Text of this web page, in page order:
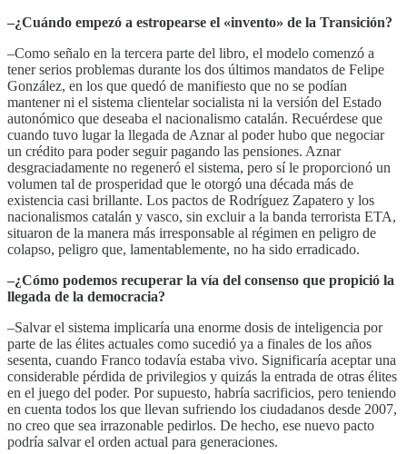
–¿Cuándo empezó a estropearse el «invento» de la Transición?
–Como señalo en la tercera parte del libro, el modelo comenzó a
tener serios problemas durante los dos últimos mandatos de Felipe
González, en los que quedó de manifiesto que no se podían
mantener ni el sistema clientelar socialista ni la versión del Estado
autonómico que deseaba el nacionalismo catalán. Recuérdese que
cuando tuvo lugar la llegada de Aznar al poder hubo que negociar
un crédito para poder seguir pagando las pensiones. Aznar
desgraciadamente no regeneró el sistema, pero sí le proporcionó un
volumen tal de prosperidad que le otorgó una década más de
existencia casi brillante. Los pactos de Rodríguez Zapatero y los
nacionalismos catalán y vasco, sin excluir a la banda terrorista ETA,
situaron de la manera más irresponsable al régimen en peligro de
colapso, peligro que, lamentablemente, no ha sido erradicado.
–¿Cómo podemos recuperar la vía del consenso que propició la
llegada de la democracia?
–Salvar el sistema implicaría una enorme dosis de inteligencia por
parte de las élites actuales como sucedió ya a finales de los años
sesenta, cuando Franco todavía estaba vivo. Significaría aceptar una
considerable pérdida de privilegios y quizás la entrada de otras élites
en el juego del poder. Por supuesto, habría sacrificios, pero teniendo
en cuenta todos los que llevan sufriendo los ciudadanos desde 2007,
no creo que sea irrazonable pedirlos. De hecho, ese nuevo pacto
podría salvar el orden actual para generaciones.